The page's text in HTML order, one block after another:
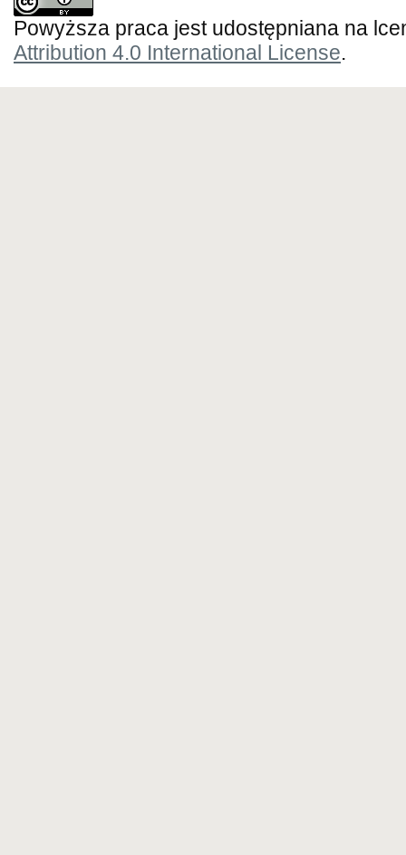
Powyższa praca jest udostępniana na
Attribution 4.0 International License.